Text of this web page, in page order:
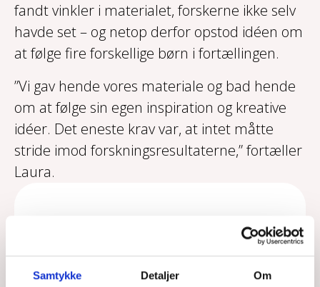
Samtykke Detaljer Om
fandt vinkler i materialet, forskerne ikke selv
havde set – og netop derfor opstod idéen om
at følge fire forskellige børn i fortællingen.
”Vi gav hende vores materiale og bad hende
om at følge sin egen inspiration og kreative
idéer. Det eneste krav var, at intet måtte
stride imod forskningsresultaterne,” fortæller
Laura.
"Det visuelle virker mindre
skræmmende. Har man ikke
en akademisk baggrund,